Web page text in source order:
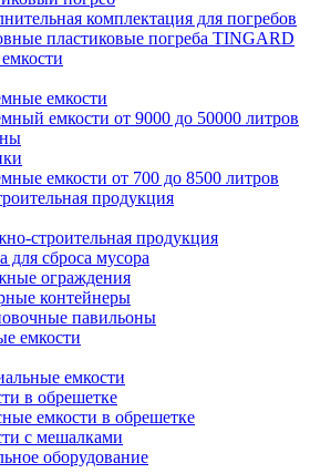
комплектация для погребов
пластиковые погреба TINGARD
емкости
емкости от 9000 до 50000 литров
емкости от 700 до 8500 литров
продукция
строительная продукция
для сброса мусора
ограждения
контейнеры
павильоны
емкости
емкости
в обрешетке
емкости в обрешетке
с мешалками
оборудование